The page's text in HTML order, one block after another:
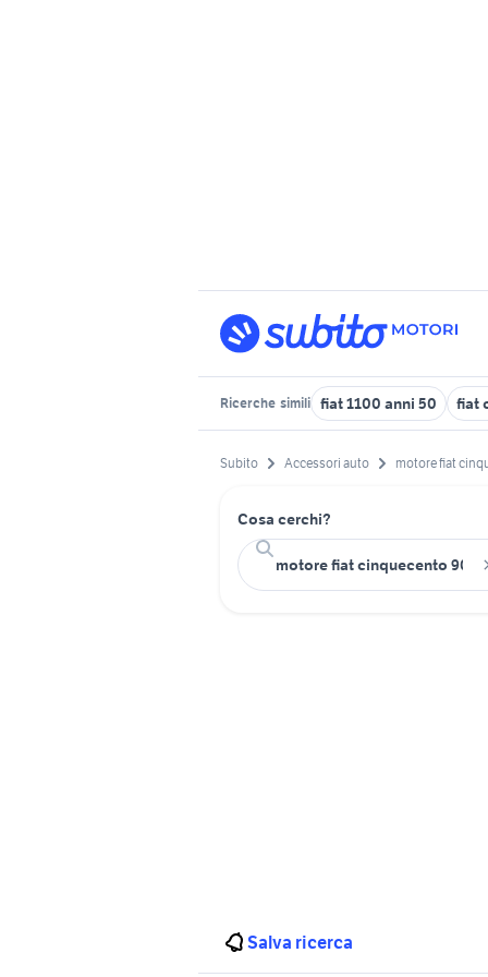
Ricerche simili fiat 1100 anni 50 fiat
Subito Accessori auto motore fiat
Cosa cerchi?
Salva ricerca